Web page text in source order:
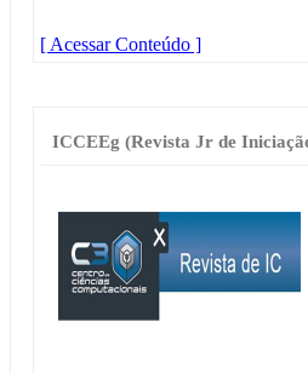
[ Acessar Conteúdo ]
ICCEEg (Revista Jr de